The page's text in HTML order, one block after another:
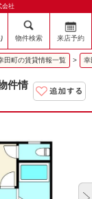
会社
物件検索 来店予約
田町の賃貸情報一覧 > 幸
件情